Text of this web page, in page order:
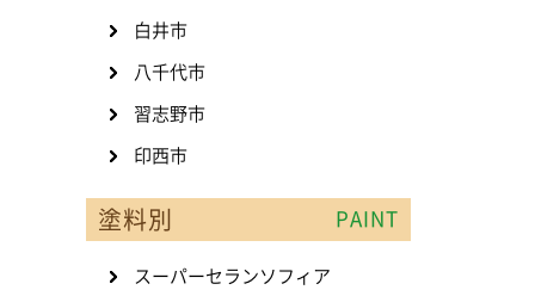
白井市
八千代市
習志野市
印西市
塗料別 PAINT
スーパーセランソフィア